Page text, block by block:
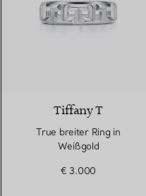
Tiffany T
True breiter Ring in
Weißgold
€ 3.000